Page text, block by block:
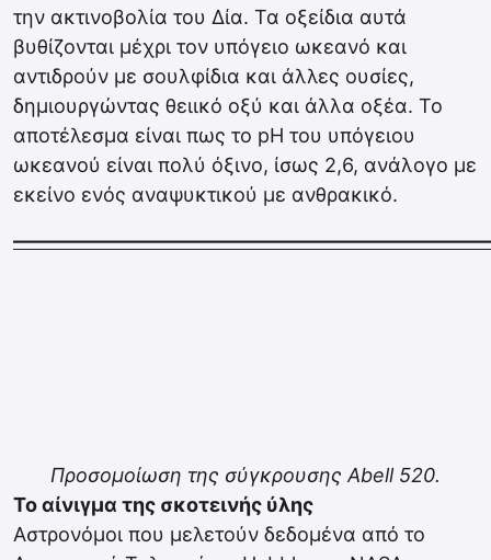
την ακτινοβολία του Δία. Τα οξείδια αυτά
βυθίζονται μέχρι τον υπόγειο ωκεανό και
αντιδρούν με σουλφίδια και άλλες ουσίες,
δημιουργώντας θειικό οξύ και άλλα οξέα. Το
αποτέλεσμα είναι πως το pH του υπόγειου
ωκεανού είναι πολύ όξινο, ίσως 2,6, ανάλογο με
εκείνο ενός αναψυκτικού με ανθρακικό.
Προσομοίωση της σύγκρουσης Abell 520.
Το αίνιγμα της σκοτεινής ύλης
Αστρονόμοι που μελετούν δεδομένα από το